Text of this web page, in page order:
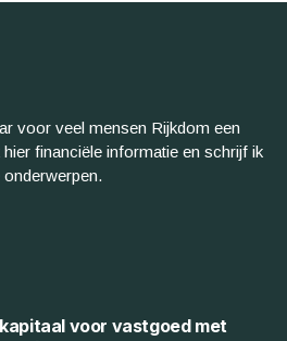
voor veel mensen Rijkdom een
financiële informatie en schrijf ik
voor vastgoed met